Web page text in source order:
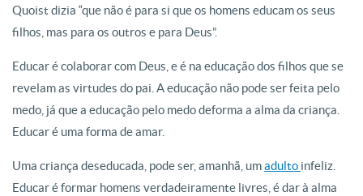
Quoist dizia “que não é para si que os homens educam os seus
filhos, mas para os outros e para Deus”.
Educar é colaborar com Deus, e é na educação dos filhos que se
revelam as virtudes do pai. A educação não pode ser feita pelo
medo, já que a educação pelo medo deforma a alma da criança.
Educar é uma forma de amar.
Uma criança deseducada, pode ser, amanhã, umadulto infeliz.
Educar é formar homens verdadeiramente livres, é dar à alma